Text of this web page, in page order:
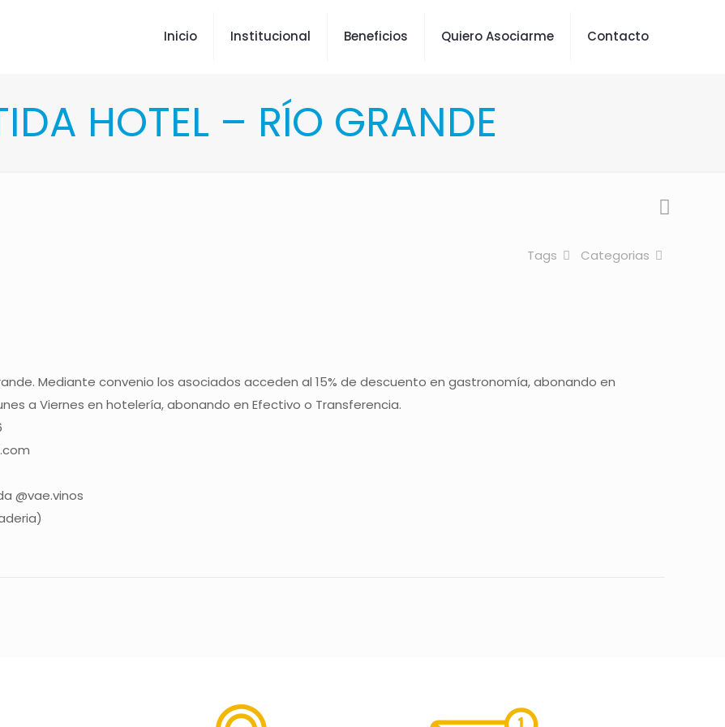
Inicio Institucional Beneficios Quiero Asociarme Contacto
HOTEL – RÍO GRANDE
Categorias
Tags
Mediante convenio los asociados acceden al 15% de descuento en gastronomía, abonando en
a Viernes en hotelería, abonando en Efectivo o Transferencia.
@vae.vinos